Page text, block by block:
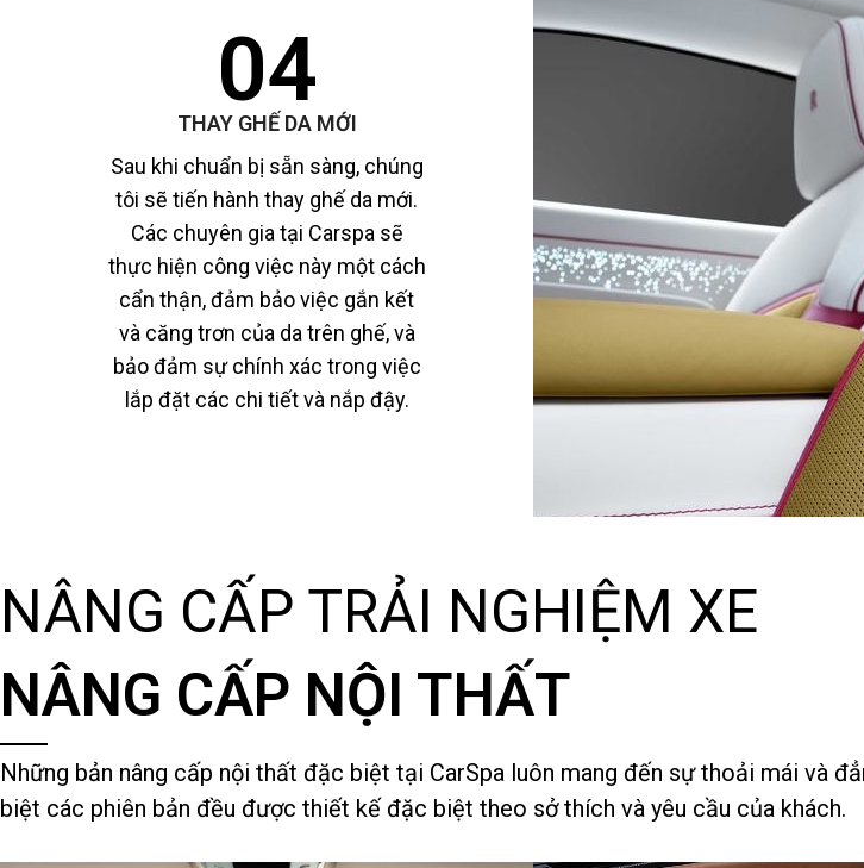
04
THAY GHẾ DA MỚI
Sau khi chuẩn bị sẵn sàng, chúng
tôi sẽ tiến hành thay ghế da mới.
Các chuyên gia tại Carspa sẽ
thực hiện công việc này một cách
cẩn thận, đảm bảo việc gắn kết
và căng trơn của da trên ghế, và
bảo đảm sự chính xác trong việc
lắp đặt các chi tiết và nắp đậy.
NÂNG CẤP TRẢI NGHIỆM XE
NÂNG CẤP NỘI THẤT
Những bản nâng cấp nội thất đặc biệt tại CarSpa luôn mang đến sự thoải mái và
biệt các phiên bản đều được thiết kế đặc biệt theo sở thích và yêu cầu của khách.